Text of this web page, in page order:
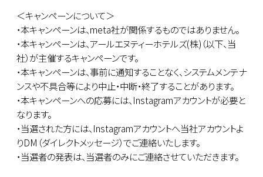
＜キャンペーンについて＞
・本キャンペーンは、meta社が関係するものではありません。
・本キャンペーンは、アールエヌティーホテルズ(株)（以下、当
社）が主催するキャンペーンです。
・本キャンペーンは、事前に通知することなく、システムメンテナ
ンスや不具合等により中止・中断・終了することがあります。
・本キャンペーンへの応募には、Instagramアカウントが必要と
なります。
・当選された方には、Instagramアカウントへ当社アカウントよ
りDM（ダイレクトメッセージ）でご連絡いたします。
・当選者の発表は、当選者のみにご連絡させていただきます。